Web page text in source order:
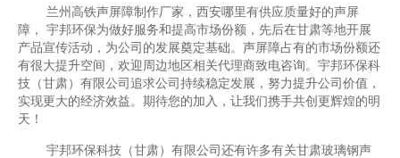
兰州高铁声屏障制作厂家，西安哪里有供应质量好的声屏
障， 宇邦环保为做好服务和提高市场份额，先后在甘肃等地开展
产品宣传活动，为公司的发展奠定基础。声屏障占有的市场份额还
有很大提升空间，欢迎周边地区相关代理商致电咨询。宇邦环保科
技（甘肃）有限公司追求公司持续稳定发展，努力提升公司价值，
实现更大的经济效益。期待您的加入，让我们携手共创更辉煌的明
天！
宇邦环保科技（甘肃）有限公司还有许多有关甘肃玻璃钢声